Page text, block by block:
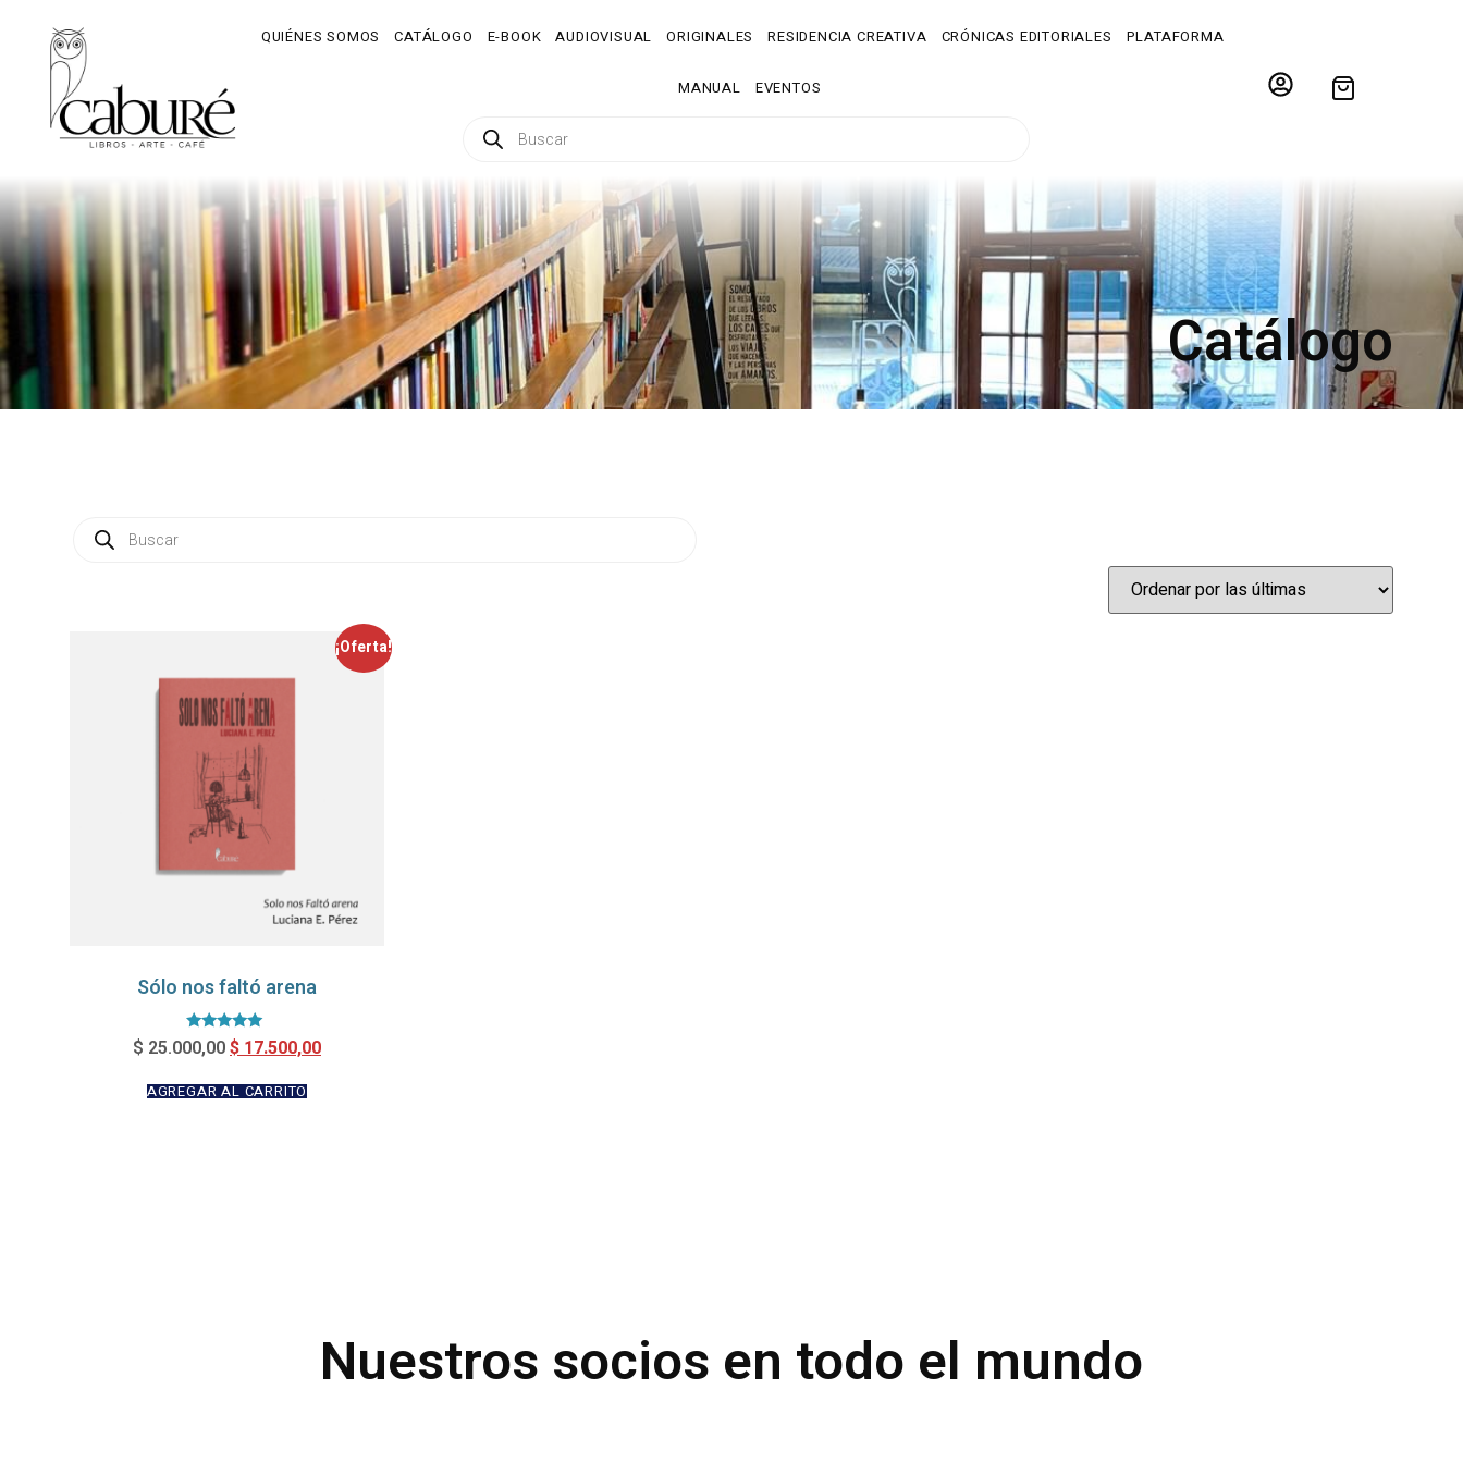
QUIÉNES SOMOS CATÁLOGO E-BOOK AUDIOVISUAL ORIGINALES RESIDENCIA CREATIVA CRÓNICAS EDITORIALES PLATAFORMA
MANUAL EVENTOS
Catálogo
¡Oferta!
Sólo nos faltó arena
Valorado en
5.00
$ 25.000,00 $ 17.500,00
AGREGAR AL CARRITO
Nuestros socios en todo el mundo